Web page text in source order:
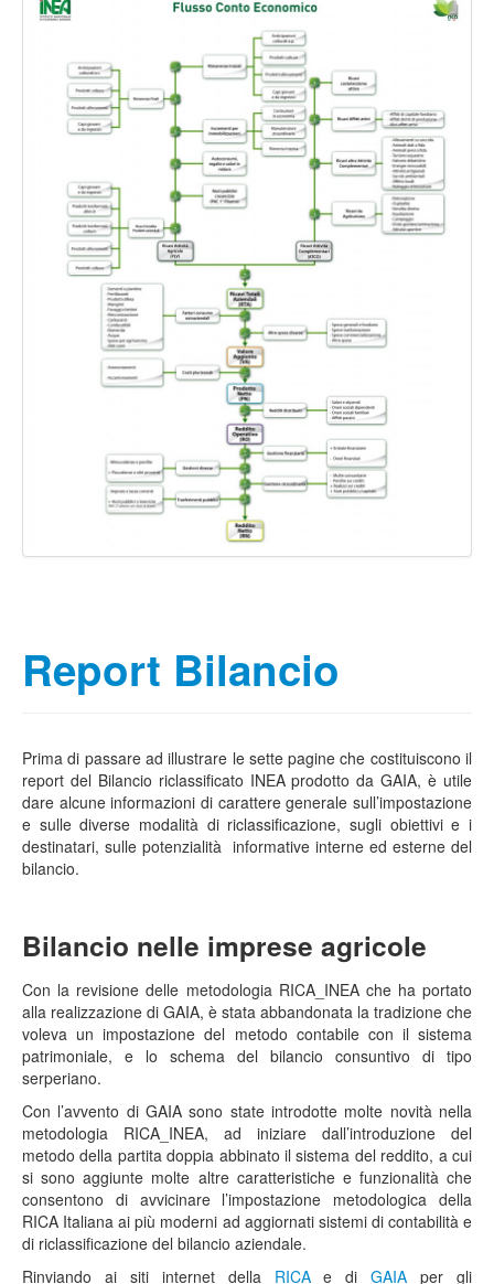
Report Bilancio
Prima di passare ad illustrare le sette pagine che costituiscono il
report del Bilancio riclassificato INEA prodotto da GAIA, è utile
dare alcune informazioni di carattere generale sull’impostazione
e sulle diverse modalità di riclassificazione, sugli obiettivi e i
destinatari, sulle potenzialità informative interne ed esterne del
bilancio.
Bilancio nelle imprese agricole
Con la revisione delle metodologia RICA_INEA che ha portato
alla realizzazione di GAIA, è stata abbandonata la tradizione che
voleva un impostazione del metodo contabile con il sistema
patrimoniale, e lo schema del bilancio consuntivo di tipo
serperiano.
Con l’avvento di GAIA sono state introdotte molte novità nella
metodologia RICA_INEA, ad iniziare dall’introduzione del
metodo della partita doppia abbinato il sistema del reddito, a cui
si sono aggiunte molte altre caratteristiche e funzionalità che
consentono di avvicinare l’impostazione metodologica della
RICA Italiana ai più moderni ad aggiornati sistemi di contabilità e
di riclassificazione del bilancio aziendale.
Rinviando ai siti internet della RICAe diGAIA per gli